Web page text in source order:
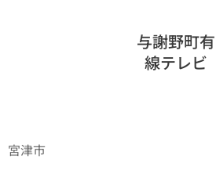
与謝野町有
線テレビ
宮津市